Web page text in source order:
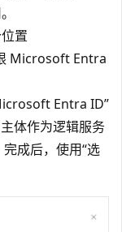
置
Microsoft Entra
Entra ID”
体作为逻辑服务
完成后，使用“选